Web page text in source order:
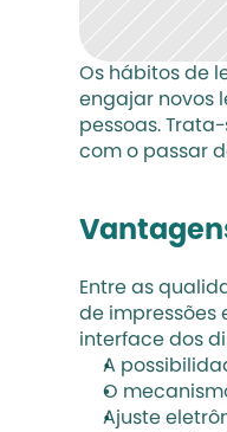
Os hábitos de
engajar novos
pessoas.
com o passar
Entre as
de impressões
interface dos
A
O
Ajuste